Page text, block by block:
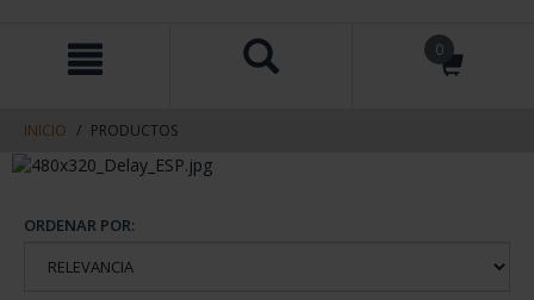
contenido
navegacin
0
INICIO PRODUCTOS
ORDENAR POR: